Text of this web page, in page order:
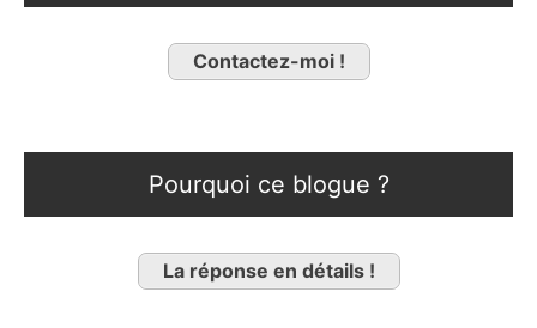
Contactez-moi !
Pourquoi ce blogue ?
La réponse en détails !